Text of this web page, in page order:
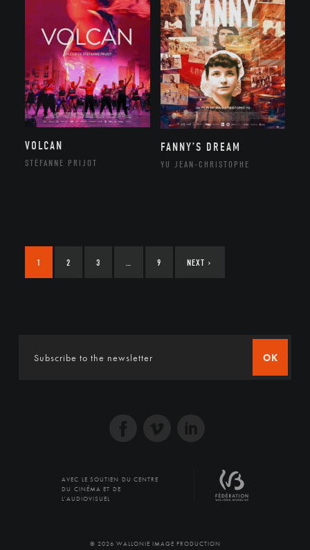
VOLCAN
STÉFANNE PRIJOT
FANNY’S DREAM
YU JEAN-CHRISTOPHE
1 2 3 … 9 NEXT ›
OK
AVEC LE SOUTIEN DU CENTRE
DU CINÉMA ET DE
L'AUDIOVISUEL
© 2026 WALLONIE IMAGE PRODUCTION